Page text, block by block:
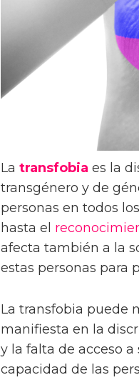
La transfobia es la
transgénero y de
personas en todos
hasta el
afecta también a la
estas personas para
La transfobia puede
manifiesta en la
y la falta de acceso
capacidad de las